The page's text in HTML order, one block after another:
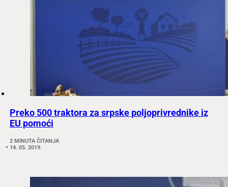
Preko 500 traktora za srpske poljoprivrednike iz
EU pomoći
2 MINUTA ČITANJA
14. 05. 2019.